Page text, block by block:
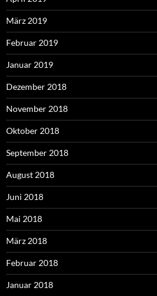
März 2019
Februar 2019
Januar 2019
Dezember 2018
November 2018
Oktober 2018
September 2018
August 2018
Juni 2018
Mai 2018
März 2018
Februar 2018
Januar 2018